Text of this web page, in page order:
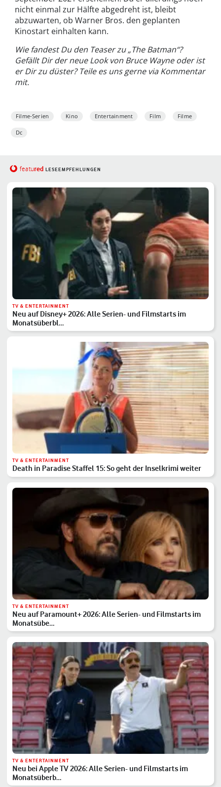
nicht einmal zur Hälfte abgedreht ist, bleibt
abzuwarten, ob Warner Bros. den geplanten
Kinostart einhalten kann.
Wie fandest Du den Teaser zu „The Batman“?
Gefällt Dir der neue Look von Bruce Wayne oder ist
er Dir zu düster? Teile es uns gerne via Kommentar
mit.
Filme-Serien Kino Entertainment Film Filme
Dc
featured LESEEMPFEHLUNGEN
TV & ENTERTAINMENT
Neu auf Disney+ 2026: Alle Serien- und Filmstarts im
Monatsüberbl…
TV & ENTERTAINMENT
Death in Paradise Staffel 15: So geht der Inselkrimi weiter
TV & ENTERTAINMENT
Neu auf Paramount+ 2026: Alle Serien- und Filmstarts im
Monatsübe…
TV & ENTERTAINMENT
Neu bei Apple TV 2026: Alle Serien- und Filmstarts im
Monatsüberb…